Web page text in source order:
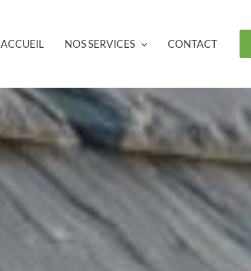
ACCUEIL NOS SERVICES CONTACT